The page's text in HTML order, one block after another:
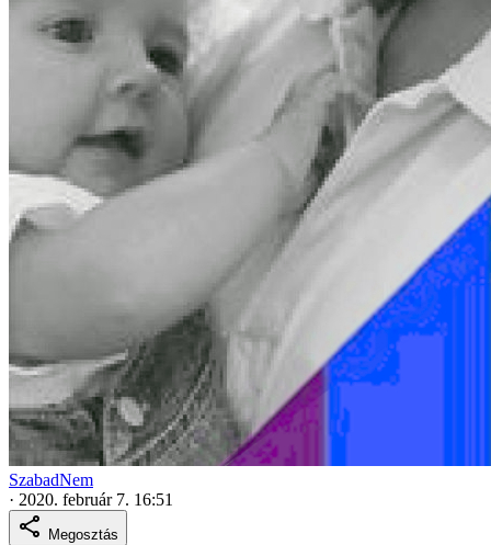
SzabadNem
· 2020. február 7. 16:51
Megosztás